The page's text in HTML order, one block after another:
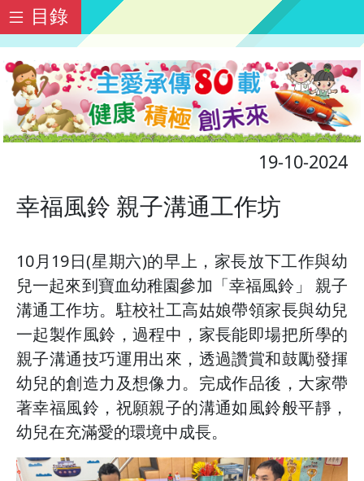
目錄
19-10-2024
幸福風鈴 親子溝通工作坊
10月19日(星期六)的早上，家長放下工作與幼
兒一起來到寶血幼稚園參加「幸福風鈴」 親子
溝通工作坊。駐校社工高姑娘帶領家長與幼兒
一起製作風鈴，過程中，家長能即場把所學的
親子溝通技巧運用出來，透過讚賞和鼓勵發揮
幼兒的創造力及想像力。完成作品後，大家帶
著幸福風鈴，祝願親子的溝通如風鈴般平靜，
幼兒在充滿愛的環境中成長。